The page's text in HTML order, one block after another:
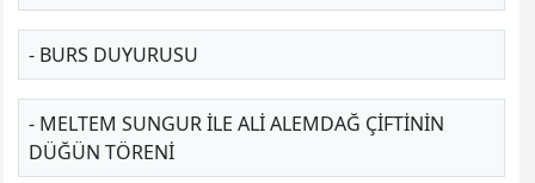
- BURS DUYURUSU
- MELTEM SUNGUR ILE ALI ALEMDAĞ ÇIFTININ
DÜĞÜN TÖRENI